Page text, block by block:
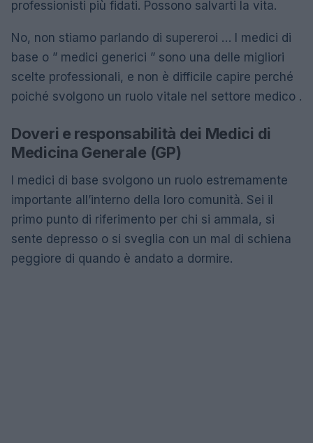
professionisti più fidati. Possono salvarti la vita.
No, non stiamo parlando di supereroi … I medici di
base o ” medici generici ” sono una delle migliori
scelte professionali, e non è difficile capire perché
poiché svolgono un ruolo vitale nel settore medico .
Doveri e responsabilità dei Medici di
Medicina Generale (GP)
I medici di base svolgono un ruolo estremamente
importante all’interno della loro comunità. Sei il
primo punto di riferimento per chi si ammala, si
sente depresso o si sveglia con un mal di schiena
peggiore di quando è andato a dormire.